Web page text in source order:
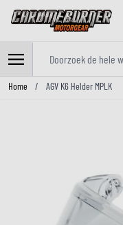
Ga naar de inhoud
Home / AGV K6 Helder MPLK